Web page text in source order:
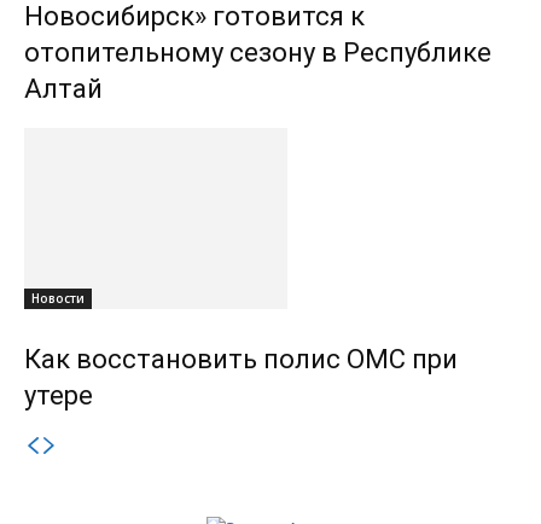
Новосибирск» готовится к
отопительному сезону в Республике
Алтай
Новости
Как восстановить полис ОМС при
утере